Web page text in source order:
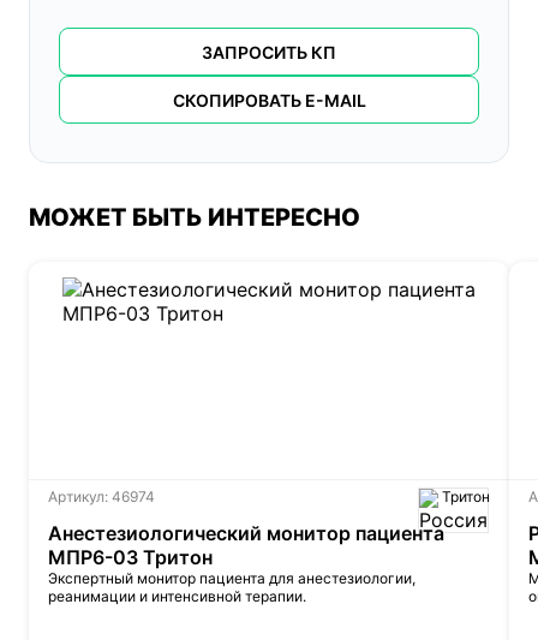
ЗАПРОСИТЬ КП
СКОПИРОВАТЬ E-MAIL
МОЖЕТ БЫТЬ ИНТЕРЕСНО
Артикул: 46974 Тритон
Анестезиологический монитор пациента
МПР6-03 Тритон
Экспертный монитор пациента для анестезиологии,
реанимации и интенсивной терапии.